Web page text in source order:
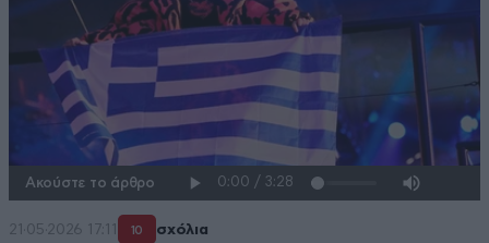
Ακούστε το άρθρο
21·05·2026 17:11 10 σχόλια